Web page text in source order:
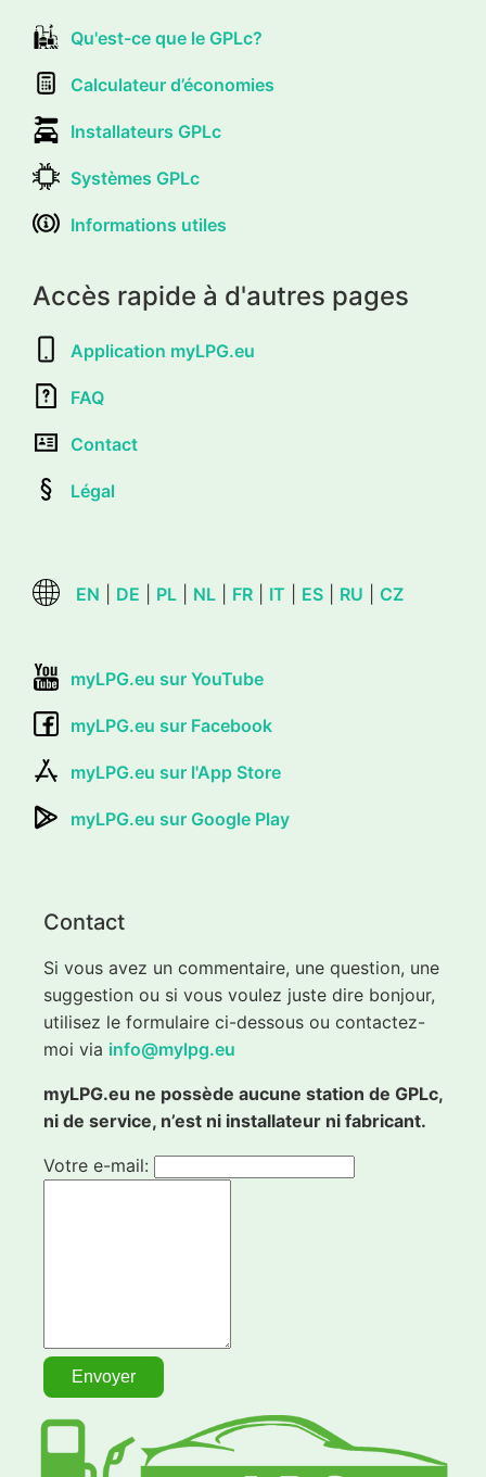
Qu'est-ce que le GPLc?
Calculateur d’économies
Installateurs GPLc
Systèmes GPLc
Informations utiles
Accès rapide à d'autres pages
Application myLPG.eu
FAQ
Contact
Légal
EN DE PL NL FR IT ES RU CZ
myLPG.eu sur YouTube
myLPG.eu sur Facebook
myLPG.eu sur l'App Store
myLPG.eu sur Google Play
Contact
Si vous avez un commentaire, une question, une
suggestion ou si vous voulez juste dire bonjour,
utilisez le formulaire ci-dessous ou contactez-
moi via info@mylpg.eu
myLPG.eu ne possède aucune station de GPLc,
ni de service, n’est ni installateur ni fabricant.
Votre e-mail: